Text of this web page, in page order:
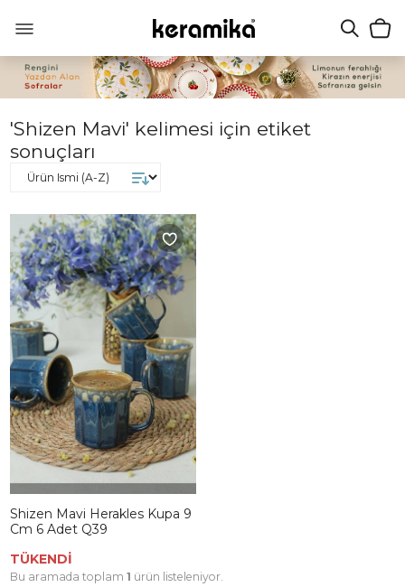
'Shizen Mavi' kelimesi için etiket
sonuçları
Shizen Mavi Herakles Kupa 9
Cm 6 Adet Q39
TÜKENDİ
Bu aramada toplam 1 ürün listeleniyor.